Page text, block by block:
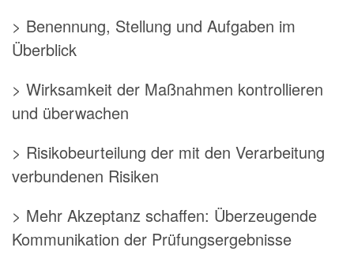
> Benennung, Stellung und Aufgaben im
Überblick
> Wirksamkeit der Maßnahmen kontrollieren
und überwachen
> Risikobeurteilung der mit den Verarbeitung
verbundenen Risiken
> Mehr Akzeptanz schaffen: Überzeugende
Kommunikation der Prüfungsergebnisse